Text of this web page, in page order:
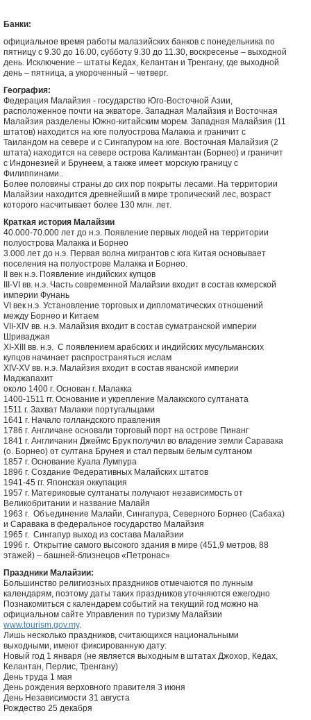
Банки:
официальное время работы малазийских банков с понедельника по
пятницу с 9.30 до 16.00, субботу 9.30 до 11.30, воскресенье – выходной
день. Исключение – штаты Кедах, Келантан и Тренгану, где выходной
день – пятница, а укороченный – четверг.
География:
Федерация Малайзия - государство Юго-Восточной Азии,
расположенное почти на экваторе. Западная Малайзия и Восточная
Малайзия разделены Южно-китайским морем. Западная Малайзия (11
штатов) находится на юге полуострова Малакка и граничит с
Таиландом на севере и с Сингапуром на юге. Восточная Малайзия (2
штата) находится на севере острова Калимантан (Борнео) и граничит
с Индонезией и Брунеем, а также имеет морскую границу с
Филиппинами..
Более половины страны до сих пор покрыты лесами. На территории
Малайзии находится древнейший в мире тропический лес, возраст
которого насчитывает более 130 млн. лет.
Краткая история Малайзии
40.000-70.000 лет до н.э. Появление первых людей на территории
полуострова Малакка и Борнео
3.000 лет до н.э. Первая волна мигрантов с юга Китая основывает
поселения на полуострове Малакка и Борнео.
II век н.э. Появление индийских купцов
III-VI вв. н.э. Часть современной Малайзии входит в состав кхмерской
империи Фунань
VI век н.э. Установление торговых и дипломатических отношений
между Борнео и Китаем
VII-XIV вв. н.э. Малайзия входит в состав суматранской империи
Шриваджая
XI-XIII вв. н.э. С появлением арабских и индийских мусульманских
купцов начинает распространяться ислам
XIV-XV вв. н.э. Малайзия входит в состав яванской империи
Маджапахит
около 1400 г. Основан г. Малакка
1400-1511 гг. Основание и укрепление Малаккского султаната
1511 г. Захват Малакки португальцами
1641 г. Начало голландского правления
1786 г. Англичане основали торговый порт на острове Пинанг
1841 г. Англичанин Джеймс Брук получил во владение земли Саравака
(о. Борнео) от султана Брунея и стал первым белым султаном
1857 г. Основание Куала Лумпура
1896 г. Создание Федеративных Малайских штатов
1941-45 гг. Японская оккупация
1957 г. Материковые султанаты получают независимость от
Великобритании и название Малайя
1963 г. Объединение Малайи, Сингапура, Северного Борнео (Сабаха)
и Саравака в федеральное государство Малайзия
1965 г. Сингапур выход из состава Малайзии
1996 г. Открытие самого высокого здания в мире (451,9 метров, 88
этажей) – башней-близнецов «Петронас»
Праздники Малайзии:
Большинство религиозных праздников отмечаются по лунным
календарям, поэтому даты таких праздников уточняются ежегодно
Познакомиться с календарем событий на текущий год можно на
официальном сайте Управления по туризму Малайзии
www.tourism.gov.my.
Лишь несколько праздников, считающихся национальными
выходными, имеют фиксированную дату:
Новый год 1 января (не является выходным в штатах Джохор, Кедах,
Келантан, Перлис, Тренгану)
День труда 1 мая
День рождения верховного правителя 3 июня
День Независимости 31 августа
Рождество 25 декабря